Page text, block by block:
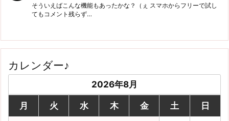
そういえばこんな機能もあったかな？（ぇ スマホからフリーで試し
てもコメント残らず…
カレンダー♪
2026年8月
月 火 水 木 金 土 日